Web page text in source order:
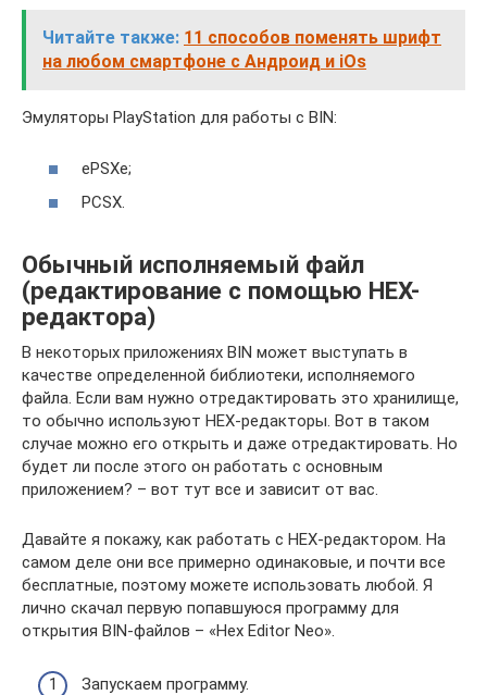
Читайте также: 11 способов поменять шрифт
на любом смартфоне с Андроид и iOs
Эмуляторы PlayStation для работы с BIN:
ePSXe;
PCSX.
Обычный исполняемый файл
(редактирование с помощью HEX-
редактора)
В некоторых приложениях BIN может выступать в
качестве определенной библиотеки, исполняемого
файла. Если вам нужно отредактировать это хранилище,
то обычно используют HEX-редакторы. Вот в таком
случае можно его открыть и даже отредактировать. Но
будет ли после этого он работать с основным
приложением? – вот тут все и зависит от вас.
Давайте я покажу, как работать с HEX-редактором. На
самом деле они все примерно одинаковые, и почти все
бесплатные, поэтому можете использовать любой. Я
лично скачал первую попавшуюся программу для
открытия BIN-файлов – «Hex Editor Neo».
Запускаем программу.